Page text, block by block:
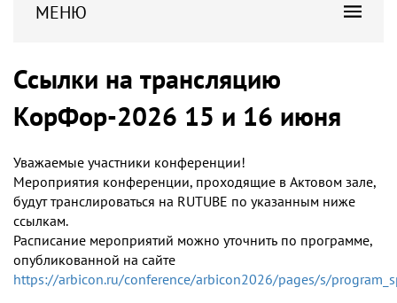
МЕНЮ
Ссылки на трансляцию
КорФор-2026 15 и 16 июня
Уважаемые участники конференции!
Мероприятия конференции, проходящие в Актовом зале,
будут транслироваться на RUTUBE по указанным ниже
ссылкам.
Расписание мероприятий можно уточнить по программе,
опубликованной на сайте
https://arbicon.ru/conference/arbicon2026/pages/s/